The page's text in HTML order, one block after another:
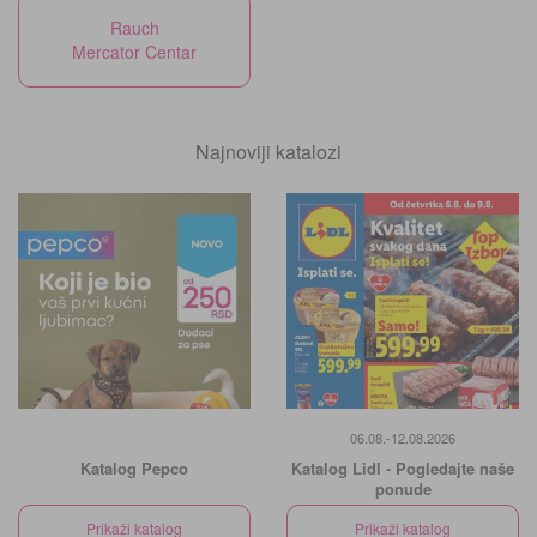
Rauch
Mercator Centar
Najnoviji katalozi
Katalog Pepco
Prikaži katalog
06.08.-12.08.2026
Katalog Lidl - Pogledajte naše
ponude
Prikaži katalog